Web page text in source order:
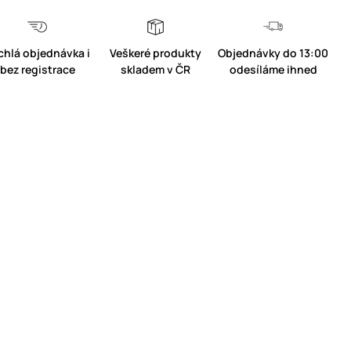
objednávka i
bez registrace
Veškeré produkty
skladem v ČR
Objednávky do 13:00
odesíláme ihned